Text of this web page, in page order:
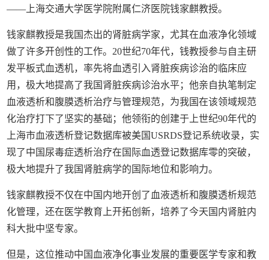
—— 上海交通大学医学院附属仁济医院钱家麒教授。
钱家麒教授是我国杰出的肾脏病学家，尤其在血液净化领域
做了许多开创性的工作。 20世纪70年代，钱教授参与自主研
发平板式血透机，率先将血透引入肾脏疾病诊治的临床应
用，极大地提高了我国肾脏疾病诊治水平；他亲自执笔制定
血液透析和腹膜透析治疗与管理规范，为我国在该领域规范
化治疗打下了坚实的基础；他领衔的创建于上世纪90年代的
上海市血液透析登记数据库被美国USRDS登记系统收录，实
现了中国尿毒症透析治疗在国际血透登记数据库零的突破，
极大地提升了我国肾脏病学的国际地位和影响力。
钱家麒教授不仅在中国内地开创了血液透析和腹膜透析规范
化管理，还在医学教育上开拓创新，培养了今天国内肾脏内
科大批中坚专家。
但是，这位推动中国血液净化事业发展的重要医学专家和教